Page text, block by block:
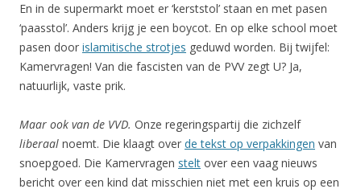
En in de supermarkt moet er ‘kerststol’ staan en met pasen
‘paasstol’. Anders krijg je een boycot. En op elke school moet
pasen door islamitische strotjes geduwd worden. Bij twijfel:
Kamervragen! Van die fascisten van de PVV zegt U? Ja,
natuurlijk, vaste prik.
Maar ook van de VVD. Onze regeringspartij die zichzelf
liberaal noemt. Die klaagt over de tekst op verpakkingen van
snoepgoed. Die Kamervragen stelt over een vaag nieuws
bericht over een kind dat misschien niet met een kruis op een